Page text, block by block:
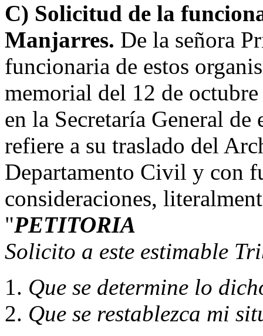
C) Solicitud de la
Manjarres. De la señora
funcionaria de estos
memorial del 12 de
en la Secretaría General
refiere a su traslado del
Departamento Civil y con
consideraciones,
"PETITORIA
Solicito a este estimable
Que se determine lo
Que se restablezca mi